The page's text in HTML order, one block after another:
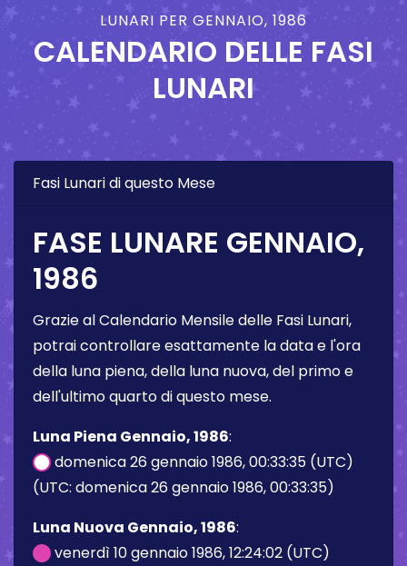
LUNARI PER GENNAIO, 1986
CALENDARIO DELLE FASI
LUNARI
Fasi Lunari di questo Mese
FASE LUNARE GENNAIO,
1986
Grazie al Calendario Mensile delle Fasi Lunari,
potrai controllare esattamente la data e l'ora
della luna piena, della luna nuova, del primo e
dell'ultimo quarto di questo mese.
Luna Piena Gennaio, 1986:
domenica 26 gennaio 1986, 00:33:35 (UTC)
(UTC: domenica 26 gennaio 1986, 00:33:35)
Luna Nuova Gennaio, 1986:
venerdì 10 gennaio 1986, 12:24:02 (UTC)